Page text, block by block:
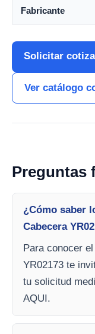
Fabricante
Solicitar
Ver catálogo
Preguntas
¿Cómo saber
Cabecera
Para conocer
YR02173 te
tu solicitud
AQUI.